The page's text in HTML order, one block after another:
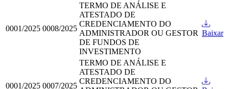
0001/2025 0008/2025
TERMO DE ANÁLISE E
ATESTADO DE
CREDENCIAMENTO DO
ADMINISTRADOR OU GESTOR
DE FUNDOS DE
INVESTIMENTO
Baixar
0001/2025 0007/2025
TERMO DE ANÁLISE E
ATESTADO DE
CREDENCIAMENTO DO